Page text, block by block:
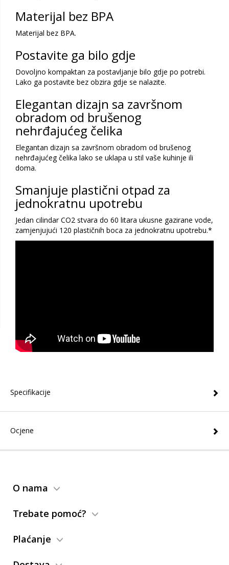
Materijal bez BPA
Materijal bez BPA.
Postavite ga bilo gdje
Dovoljno kompaktan za postavljanje bilo gdje po potrebi.
Lako ga postavite bez obzira gdje se nalazite.
Elegantan dizajn sa završnom
obradom od brušenog
nehrđajućeg čelika
Elegantan dizajn sa završnom obradom od brušenog
nehrđajućeg čelika lako se uklapa u stil vaše kuhinje ili
doma.
Smanjuje plastični otpad za
jednokratnu upotrebu
Jedan cilindar CO2 stvara do 60 litara ukusne gazirane vode,
zamjenjujući 120 plastičnih boca za jednokratnu upotrebu.*
Specifikacije
Ocjene
O nama
Trebate pomoć?
Plaćanje